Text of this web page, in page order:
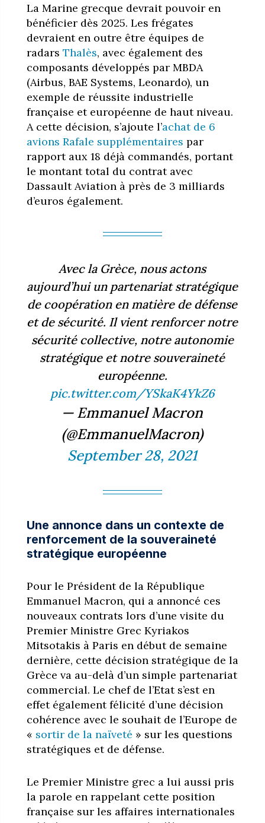
La Marine grecque devrait pouvoir en
bénéficier dès 2025. Les frégates
devraient en outre être équipes de
radars Thalès, avec également des
composants développés par MBDA
(Airbus, BAE Systems, Leonardo), un
exemple de réussite industrielle
française et européenne de haut niveau.
A cette décision, s’ajoute l’achat de 6
avions Rafale supplémentaires par
rapport aux 18 déjà commandés, portant
le montant total du contrat avec
Dassault Aviation à près de 3 milliards
d’euros également.
Avec la Grèce, nous actons
aujourd’hui un partenariat stratégique
de coopération en matière de défense
et de sécurité. Il vient renforcer notre
sécurité collective, notre autonomie
stratégique et notre souveraineté
européenne.
pic.twitter.com/YSkaK4YkZ6
— Emmanuel Macron
(@EmmanuelMacron)
September 28, 2021
Une annonce dans un contexte de
renforcement de la souveraineté
stratégique européenne
Pour le Président de la République
Emmanuel Macron, qui a annoncé ces
nouveaux contrats lors d’une visite du
Premier Ministre Grec Kyriakos
Mitsotakis à Paris en début de semaine
dernière, cette décision stratégique de la
Grèce va au-delà d’un simple partenariat
commercial. Le chef de l’Etat s’est en
effet également félicité d’une décision
cohérence avec le souhait de l’Europe de
« sortir de la naïveté » sur les questions
stratégiques et de défense.
Le Premier Ministre grec a lui aussi pris
la parole en rappelant cette position
française sur les affaires internationales